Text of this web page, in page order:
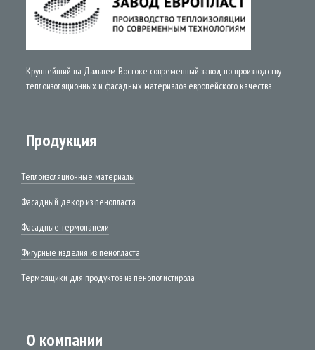
Крупнейший на Дальнем Востоке современный завод по производству
теплоизоляционных и фасадных материалов европейского качества
Продукция
Теплоизоляционные материалы
Фасадный декор из пенопласта
Фасадные термопанели
Фигурные изделия из пенопласта
Термоящики для продуктов из пенополистирола
О компании